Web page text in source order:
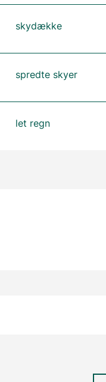
skydække
spredte skyer
let regn